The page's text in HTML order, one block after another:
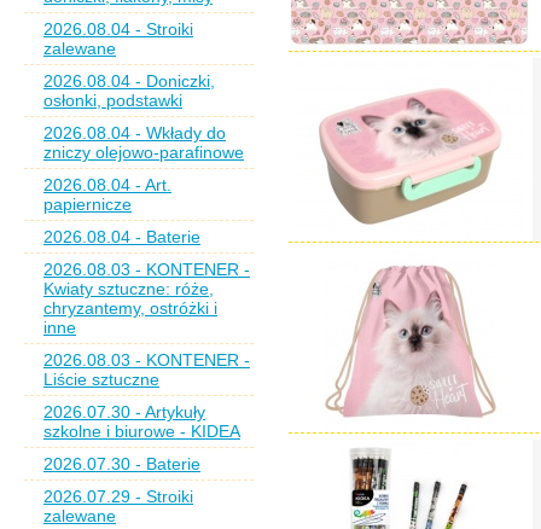
2026.08.04 - Stroiki
zalewane
2026.08.04 - Doniczki,
osłonki, podstawki
2026.08.04 - Wkłady do
zniczy olejowo-parafinowe
2026.08.04 - Art.
papiernicze
2026.08.04 - Baterie
2026.08.03 - KONTENER -
Kwiaty sztuczne: róże,
chryzantemy, ostróżki i
inne
2026.08.03 - KONTENER -
Liście sztuczne
2026.07.30 - Artykuły
szkolne i biurowe - KIDEA
2026.07.30 - Baterie
2026.07.29 - Stroiki
zalewane